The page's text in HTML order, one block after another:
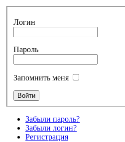
Логин
Пароль
Запомнить меня
Забыли пароль?
Забыли логин?
Регистрация